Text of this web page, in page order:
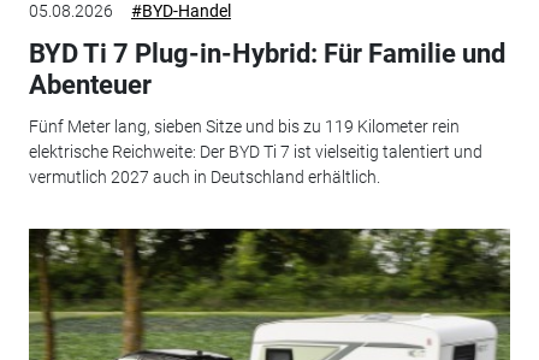
05.08.2026 #BYD-Handel
BYD Ti 7 Plug-in-Hybrid: Für Familie und
Abenteuer
Fünf Meter lang, sieben Sitze und bis zu 119 Kilometer rein
elektrische Reichweite: Der BYD Ti 7 ist vielseitig talentiert und
vermutlich 2027 auch in Deutschland erhältlich.